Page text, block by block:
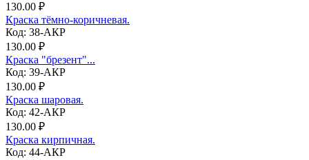
130.00 ₽
Краска тёмно-коричневая.
Код: 38-АКР
130.00 ₽
Краска "брезент"...
Код: 39-АКР
130.00 ₽
Краска шаровая.
Код: 42-АКР
130.00 ₽
Краска кирпичная.
Код: 44-АКР